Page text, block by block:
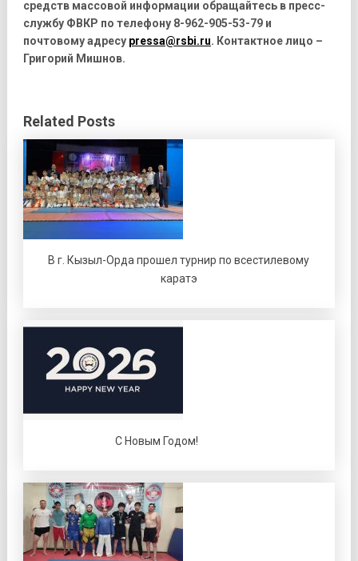
средств массовой информации обращайтесь в пресс-
службу ФВКР по телефону 8-962-905-53-79 и
почтовому адресу pressa@rsbi.ru. Контактное лицо –
Григорий Мишнов.
Related Posts
В г. Кызыл-Орда прошел турнир по всестилевому
каратэ
С Новым Годом!